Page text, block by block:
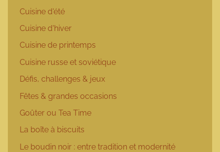
Cuisine d'été
Cuisine d'hiver
Cuisine de printemps
Cuisine russe et soviétique
Défis, challenges & jeux
Fêtes & grandes occasions
Goûter ou Tea Time
La boîte à biscuits
Le boudin noir : entre tradition et modernité